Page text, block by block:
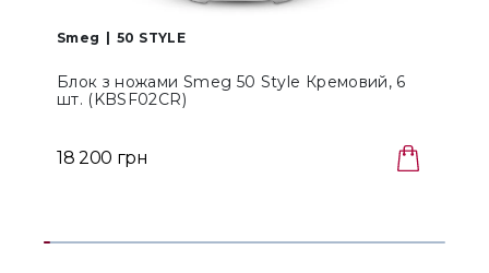
Smeg 50 STYLE
Блок з ножами Smeg 50 Style Кремовий, 6
шт. (KBSF02CR)
18 200 грн